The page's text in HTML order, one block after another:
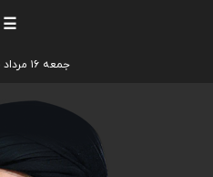
☰
جمعه ۱۶ مرداد ۱۴۰۵ - ۱۶:۰۹